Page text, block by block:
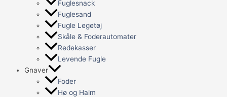
Fuglesnack
Fuglesand
Fugle Legetøj
Skåle & Foderautomater
Redekasser
Levende Fugle
Gnaver
Foder
Hø og Halm